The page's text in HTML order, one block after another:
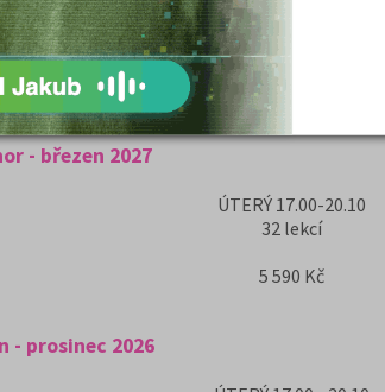
- březen 2027
ÚTERÝ 17.00-20.10
32 lekcí
5 590 Kč
- prosinec 2026